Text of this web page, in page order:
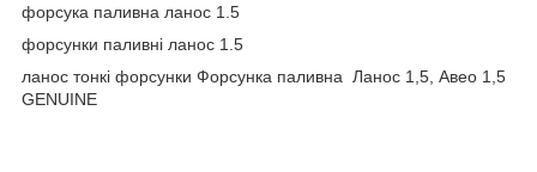
форсука паливна ланос 1.5
форсунки паливні ланос 1.5
ланос тонкі форсунки Форсунка паливна Ланос 1,5, Авео 1,5
GENUINE